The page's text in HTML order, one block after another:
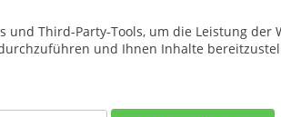
und Third-Party-Tools, um die Leistung der
und Ihnen Inhalte
- Maßgeschneiderte